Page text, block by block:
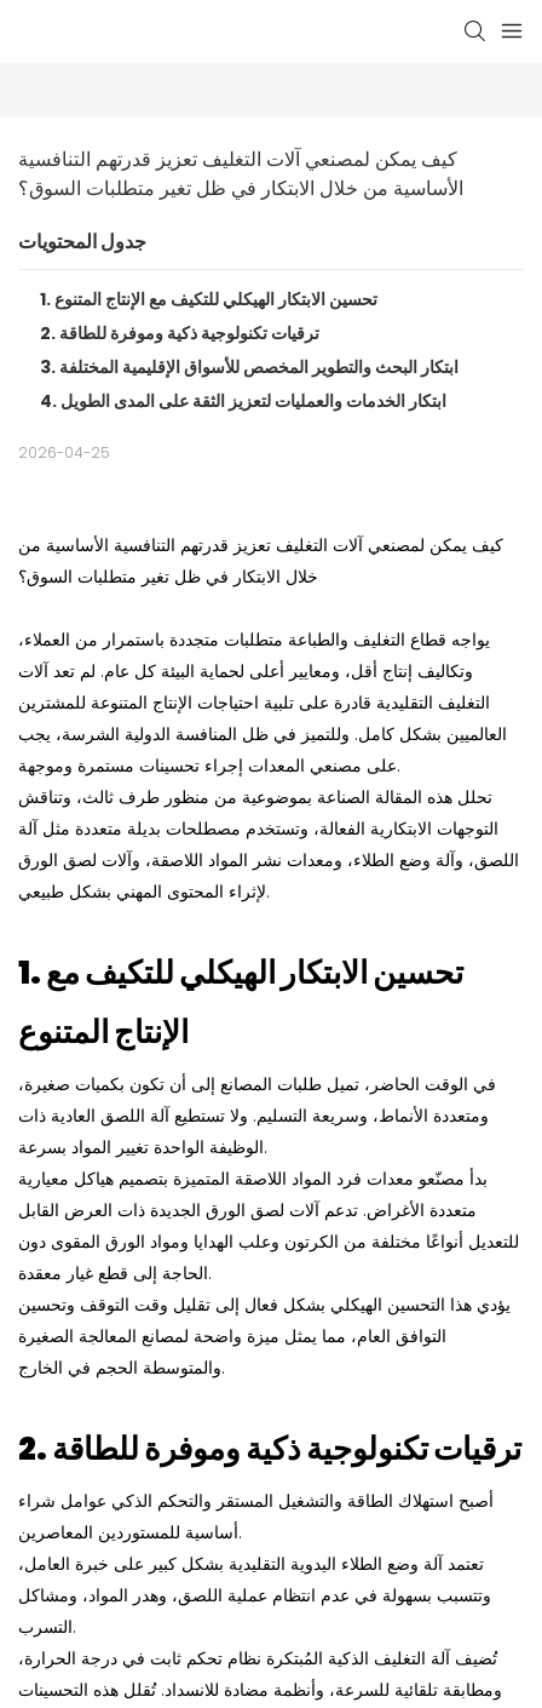
كيف يمكن لمصنعي آلات التغليف تعزيز قدرتهم التنافسية
الأساسية من خلال الابتكار في ظل تغير متطلبات السوق؟
جدول المحتويات
1. تحسين الابتكار الهيكلي للتكيف مع الإنتاج المتنوع
2. ترقيات تكنولوجية ذكية وموفرة للطاقة
3. ابتكار البحث والتطوير المخصص للأسواق الإقليمية المختلفة
4. ابتكار الخدمات والعمليات لتعزيز الثقة على المدى الطويل
2026-04-25
كيف يمكن لمصنعي آلات التغليف تعزيز قدرتهم التنافسية الأساسية من
خلال الابتكار في ظل تغير متطلبات السوق؟
يواجه قطاع التغليف والطباعة متطلبات متجددة باستمرار من العملاء،
وتكاليف إنتاج أقل، ومعايير أعلى لحماية البيئة كل عام. لم تعد آلات
التغليف التقليدية قادرة على تلبية احتياجات الإنتاج المتنوعة للمشترين
العالميين بشكل كامل. وللتميز في ظل المنافسة الدولية الشرسة، يجب
على مصنعي المعدات إجراء تحسينات مستمرة وموجهة.
تحلل هذه المقالة الصناعة بموضوعية من منظور طرف ثالث، وتناقش
التوجهات الابتكارية الفعالة، وتستخدم مصطلحات بديلة متعددة مثل آلة
اللصق، وآلة وضع الطلاء، ومعدات نشر المواد اللاصقة، وآلات لصق الورق
لإثراء المحتوى المهني بشكل طبيعي.
1. تحسين الابتكار الهيكلي للتكيف مع
الإنتاج المتنوع
في الوقت الحاضر، تميل طلبات المصانع إلى أن تكون بكميات صغيرة،
ومتعددة الأنماط، وسريعة التسليم. ولا تستطيع آلة اللصق العادية ذات
الوظيفة الواحدة تغيير المواد بسرعة.
بدأ مصنّعو معدات فرد المواد اللاصقة المتميزة بتصميم هياكل معيارية
متعددة الأغراض. تدعم آلات لصق الورق الجديدة ذات العرض القابل
للتعديل أنواعًا مختلفة من الكرتون وعلب الهدايا ومواد الورق المقوى دون
الحاجة إلى قطع غيار معقدة.
يؤدي هذا التحسين الهيكلي بشكل فعال إلى تقليل وقت التوقف وتحسين
التوافق العام، مما يمثل ميزة واضحة لمصانع المعالجة الصغيرة
والمتوسطة الحجم في الخارج.
2. ترقيات تكنولوجية ذكية وموفرة للطاقة
أصبح استهلاك الطاقة والتشغيل المستقر والتحكم الذكي عوامل شراء
أساسية للمستوردين المعاصرين.
تعتمد آلة وضع الطلاء اليدوية التقليدية بشكل كبير على خبرة العامل،
وتتسبب بسهولة في عدم انتظام عملية اللصق، وهدر المواد، ومشاكل
التسرب.
تُضيف آلة التغليف الذكية المُبتكرة نظام تحكم ثابت في درجة الحرارة،
ومطابقة تلقائية للسرعة، وأنظمة مضادة للانسداد. تُقلل هذه التحسينات